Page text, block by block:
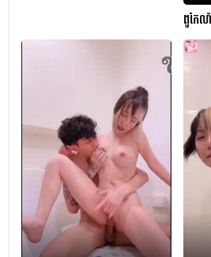
ពូកែ